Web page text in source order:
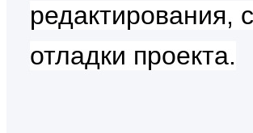
редактирования,
отладки проекта.